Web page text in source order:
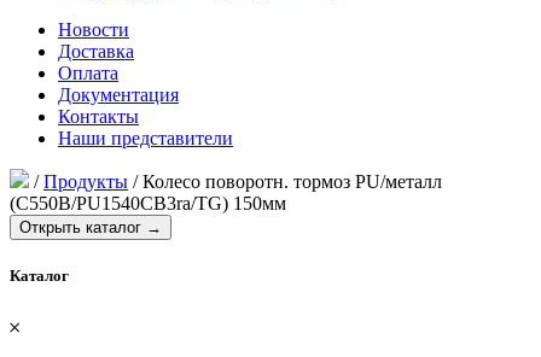
Новости
Доставка
Оплата
Документация
Контакты
Наши представители
/Продукты /Колесо поворотн. тормоз PU/металл
(C550B/PU1540CB3ra/TG) 150мм
Открыть каталог →
Каталог
𐄂